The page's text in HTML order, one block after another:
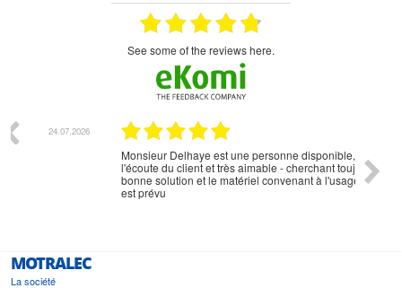
see some of the reviews here.
Monsieur Delhaye est une personne disponible, à
l'écoute du client et très aimable - cherchant toujours la
bonne solution et le matériel convenant à l'usage qui en
MOTRALEC
La société